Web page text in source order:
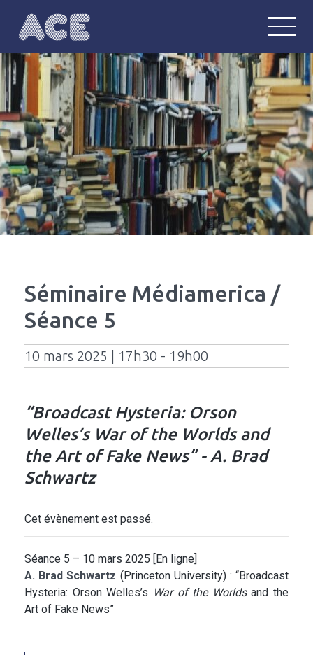
ACE
Anglophonie : communautés,
Séminaire Médiamerica /
Séance 5
10 mars 2025 | 17h30 - 19h00
“Broadcast Hysteria: Orson
Welles’s War of the Worlds and
the Art of Fake News” - A. Brad
Schwartz
Cet évènement est passé.
Séance 5 – 10 mars 2025 [En ligne]
A. Brad Schwartz (Princeton University) : “Broadcast
Hysteria: Orson Welles’s War of the Worldsand the
Art of Fake News”